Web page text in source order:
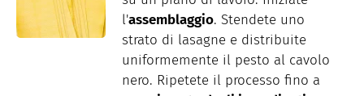
l'assemblaggio. Stendete uno
strato di lasagne e distribuite
uniformemente il pesto al cavolo
nero. Ripetete il processo fino a